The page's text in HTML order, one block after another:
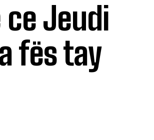
Jeudi
fës tay